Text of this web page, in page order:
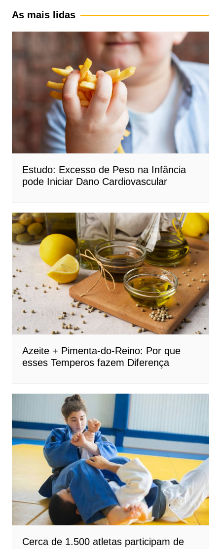
As mais lidas
Estudo: Excesso de Peso na Infância
pode Iniciar Dano Cardiovascular
Azeite + Pimenta-do-Reino: Por que
esses Temperos fazem Diferença
Cerca de 1.500 atletas participam de